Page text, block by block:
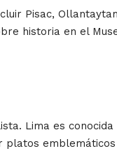
Pisac,
historia en el
Lima es